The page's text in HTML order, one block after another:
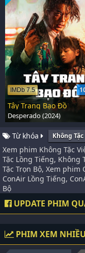
IMDb 7.5
Tây Trang Bạo Đồ
Desperado (2024)
Từ khóa Không Tặc
Xem phim Không Tặc
Tặc Lồng Tiếng, Không
Tặc Trọn Bộ, Xem phim
ConAir Lồng Tiếng,
Bộ
UPDATE PHIM
PHIM XEM NHIỀU